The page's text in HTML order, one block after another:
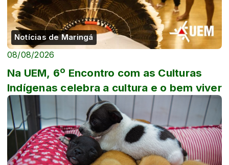
Notícias de Maringá
08/08/2026
Na UEM, 6º Encontro com as Culturas
Indígenas celebra a cultura e o bem viver